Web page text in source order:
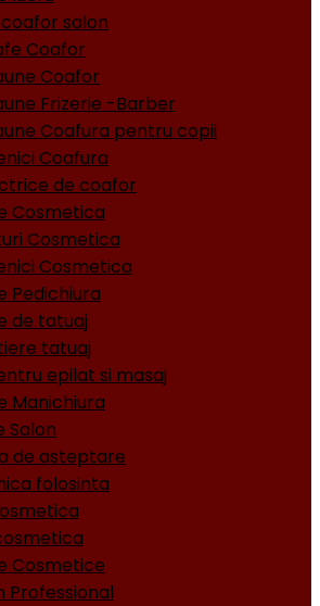
salon
Coafor
Coafor
Frizerie -Barber
Coafura pentru copii
Coafura
de coafor
Cosmetica
Cosmetica
Cosmetica
Pedichiura
de tatuaj
tatuaj
epilat si masaj
Manichiura
Salon
de asteptare
folosinta
Cosmetice
Professional